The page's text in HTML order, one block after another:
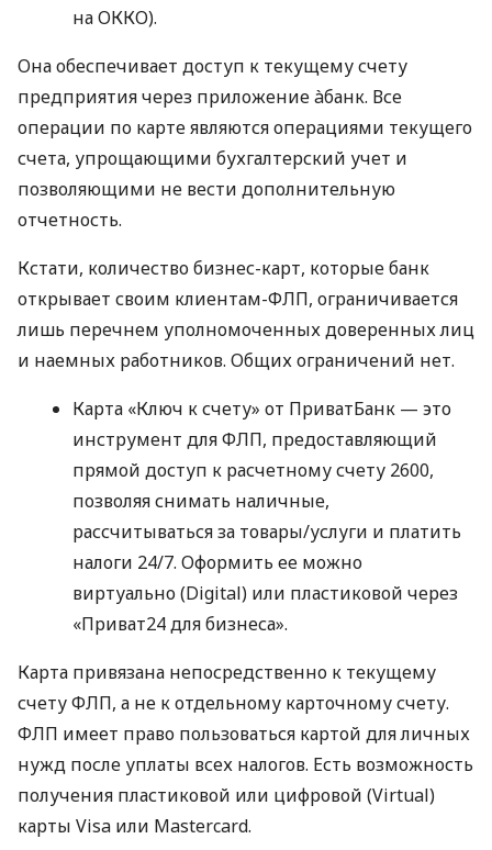
на ОККО).
Она обеспечивает доступ к текущему счету
предприятия через приложение àбанк. Все
операции по карте являются операциями текущего
счета, упрощающими бухгалтерский учет и
позволяющими не вести дополнительную
отчетность.
Кстати, количество бизнес-карт, которые банк
открывает своим клиентам-ФЛП, ограничивается
лишь перечнем уполномоченных доверенных лиц
и наемных работников. Общих ограничений нет.
Карта «Ключ к счету» от ПриватБанк — это
инструмент для ФЛП, предоставляющий
прямой доступ к расчетному счету 2600,
позволяя снимать наличные,
рассчитываться за товары/услуги и платить
налоги 24/7. Оформить ее можно
виртуально (Digital) или пластиковой через
«Приват24 для бизнеса».
Карта привязана непосредственно к текущему
счету ФЛП, а не к отдельному карточному счету.
ФЛП имеет право пользоваться картой для личных
нужд после уплаты всех налогов. Есть возможность
получения пластиковой или цифровой (Virtual)
карты Visa или Mastercard.